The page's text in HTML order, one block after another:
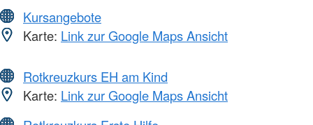
Kursangebote
Karte: Link zur Google Maps Ansicht
Rotkreuzkurs EH am Kind
Karte: Link zur Google Maps Ansicht